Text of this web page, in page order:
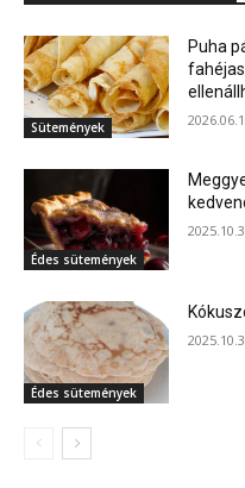
Sütemények
Puha
Édes sütemények
Édes sütemények